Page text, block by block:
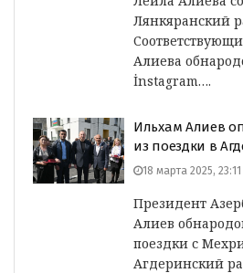
Лянкяранский
Алиева
İnstagram….
Ильхам Алиев
из поездки в
18 марта 2025, 23:11
Президент
Алиев
поездки с
Агдеринский